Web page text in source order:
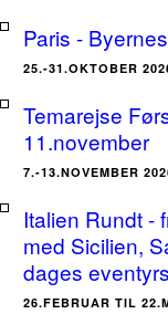
Paris -
25.-31.OKTOBER
Temarejse
11.november
7.-13.NOVEMBER
Italien Rundt -
med Sicilien,
dages
26.FEBRUAR TIL